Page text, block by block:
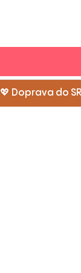
💖 Doprava do